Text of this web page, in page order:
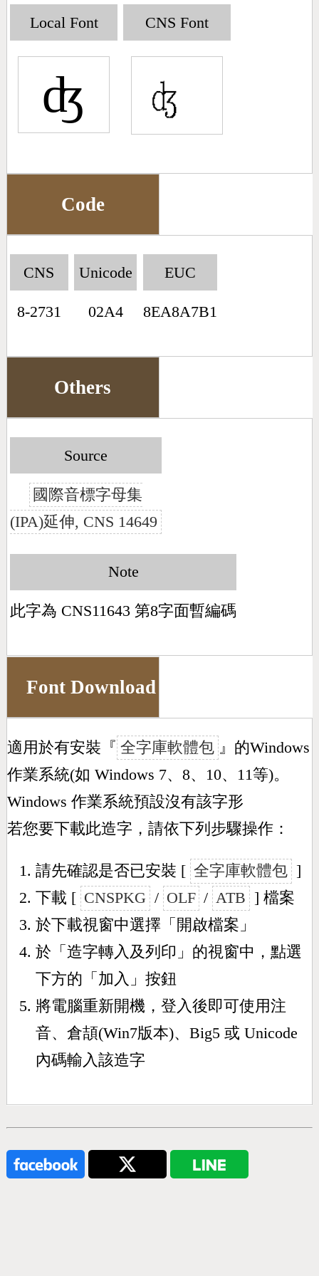
Big5 Query Pinyin Query
Pinyin Word Index
Local Font
ʤ
CNS Font
Code
CNS
8-2731
Unicode
02A4
EUC
8EA8A7B1
Others
Source
國際音標字母集
(IPA)延伸, CNS 14649
Note
此字為 CNS11643 第8字面暫編碼
Font Download
適用於有安裝『 全字庫軟體包 』的Windows
作業系統(如 Windows 7、8、10、11等)。
Windows 作業系統預設沒有該字形
若您要下載此造字，請依下列步驟操作：
請先確認是否已安裝 [ 全字庫軟體包 ]
下載 [ CNSPKG / OLF / ATB ] 檔案
於下載視窗中選擇「開啟檔案」
於「造字轉入及列印」的視窗中，點選
下方的「加入」按鈕
將電腦重新開機，登入後即可使用注
音、倉頡(Win7版本)、Big5 或 Unicode
內碼輸入該造字